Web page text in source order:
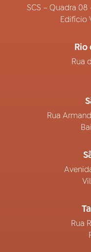
SCS – Quadra
Edifício
Rio
Rua
Rua
Rua